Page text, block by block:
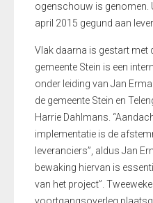
ogenschouw is genomen.
april 2015 gegund aan
Vlak daarna is gestart met
gemeente Stein is een
onder leiding van Jan
de gemeente Stein en
Harrie Dahlmans.
implementatie is de
leveranciers”, aldus Jan
bewaking hiervan is
van het project”.